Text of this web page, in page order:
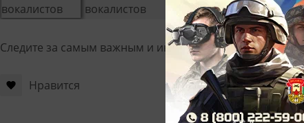
Следите за самым важным и интересным в Telegram-
Нравится